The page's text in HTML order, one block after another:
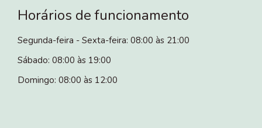
Horários de funcionamento
Segunda-feira - Sexta-feira: 08:00 às 21:00
Sábado: 08:00 às 19:00
Domingo: 08:00 às 12:00